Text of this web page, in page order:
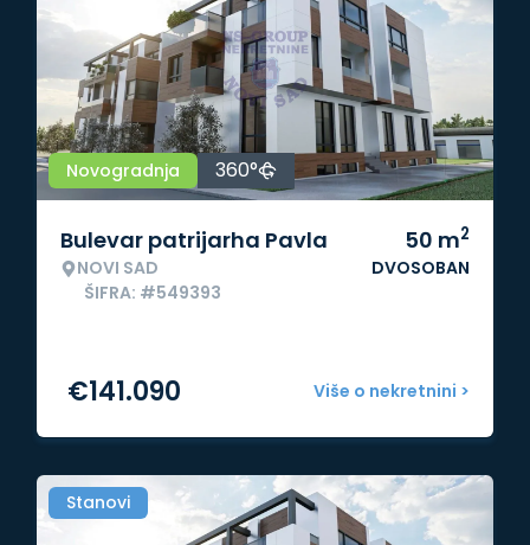
Novogradnja 360°
Bulevar patrijarha Pavla
NOVI SAD
ŠIFRA: #549393
50 m2
DVOSOBAN
Više o nekretnini >
€141.090
Stanovi